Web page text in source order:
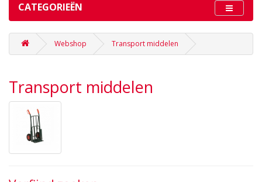
CATEGORIEËN
Webshop Transport middelen
Transport middelen